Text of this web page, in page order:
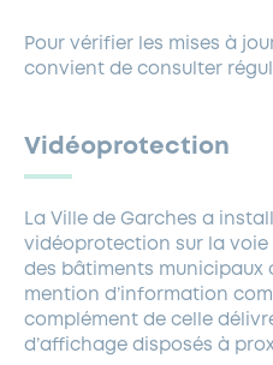
Pour vérifier les mises à
convient de consulter
Vidéoprotection
La Ville de Garches a
vidéoprotection sur la voie
des bâtiments municipaux
mention d’information
complément de celle
d’affichage disposés à